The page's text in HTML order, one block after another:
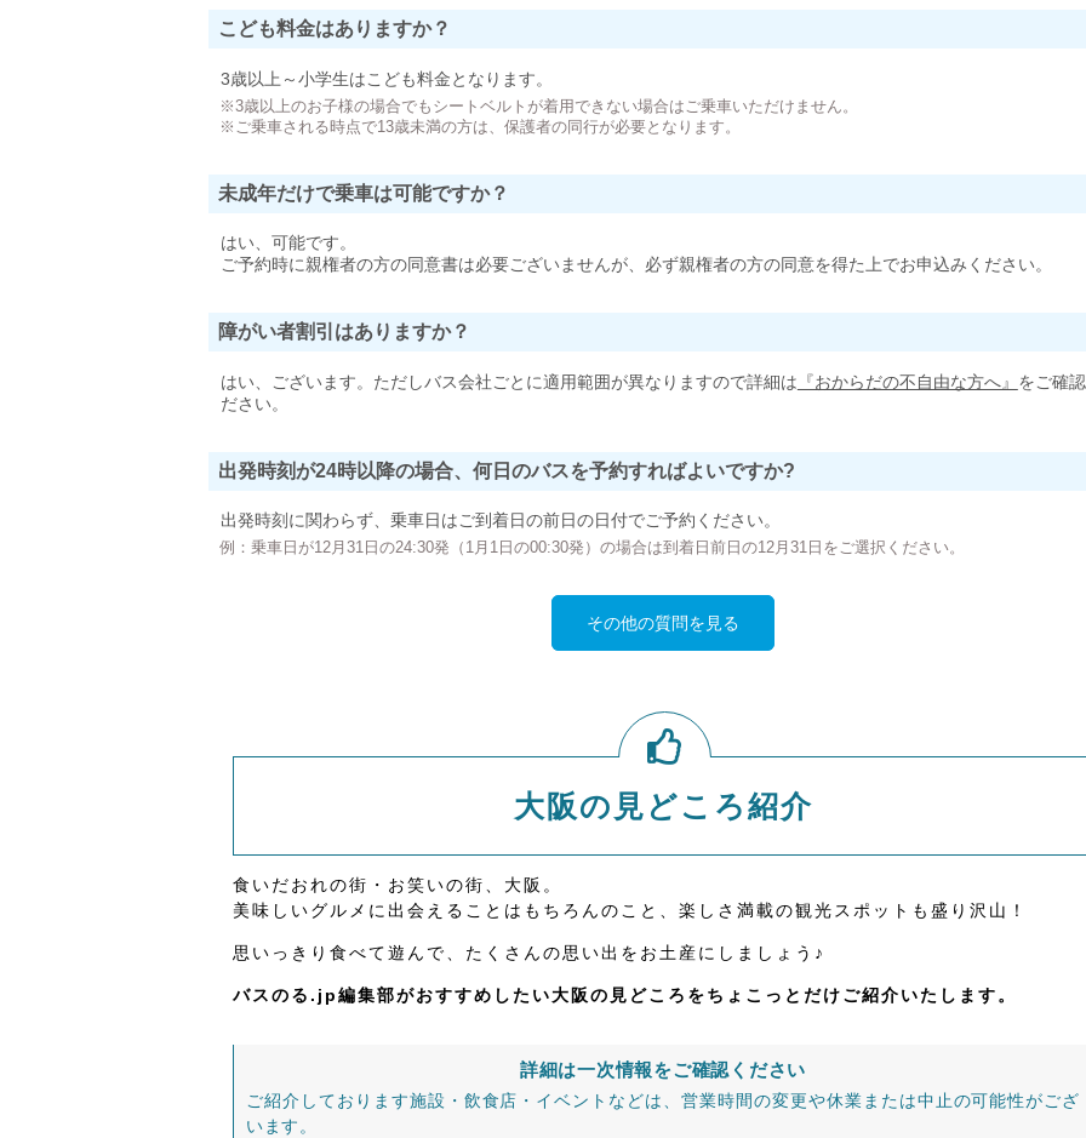
こども料金はありますか？
3歳以上～小学生はこども料金となります。
※3歳以上のお子様の場合でもシートベルトが着用できない場合はご乗車いただけません。
※ご乗車される時点で13歳未満の方は、保護者の同行が必要となります。
未成年だけで乗車は可能ですか？
はい、可能です。
ご予約時に親権者の方の同意書は必要ございませんが、必ず親権者の方の同意を得た上でお申込みください。
障がい者割引はありますか？
はい、ございます。ただしバス会社ごとに適用範囲が異なりますので詳細は 『おからだの不自由な方へ』 をご確
ださい。
出発時刻が24時以降の場合、何日のバスを予約すればよいですか?
出発時刻に関わらず、乗車日はご到着日の前日の日付でご予約ください。
例：乗車日が12月31日の24:30発（1月1日の00:30発）の場合は到着日前日の12月31日をご選択ください。
その他の質問を見る
大阪の見どころ紹介
食いだおれの街・お笑いの街、大阪。
美味しいグルメに出会えることはもちろんのこと、楽しさ満載の観光スポットも盛り沢山！
思いっきり食べて遊んで、たくさんの思い出をお土産にしましょう♪
バスのる.jp編集部がおすすめしたい大阪の見どころをちょこっとだけご紹介いたします。
詳細は一次情報をご確認ください
ご紹介しております施設・飲食店・イベントなどは、営業時間の変更や休業または中止の可能性がござ
います。